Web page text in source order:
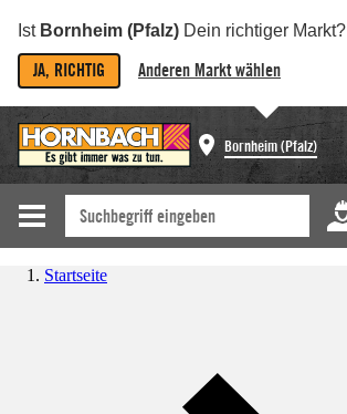
Ist Bornheim (Pfalz) Dein richtiger Markt?
JA, RICHTIG Anderen Markt wählen
Bornheim (Pfalz)
Startseite